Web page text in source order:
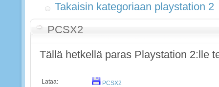
Takaisin kategoriaan playstation 2
PCSX2
Tällä hetkellä paras Playstation 2:lle
Lataa:
PCSX2